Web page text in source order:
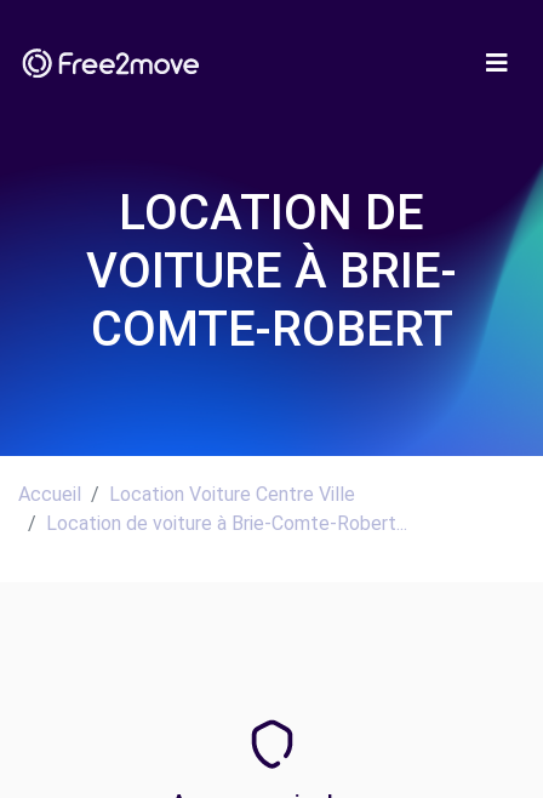
LOCATION DE
VOITURE À BRIE-
COMTE-ROBERT
Accueil
Location Voiture Centre Ville
Location de voiture à Brie-Comte-Robert...